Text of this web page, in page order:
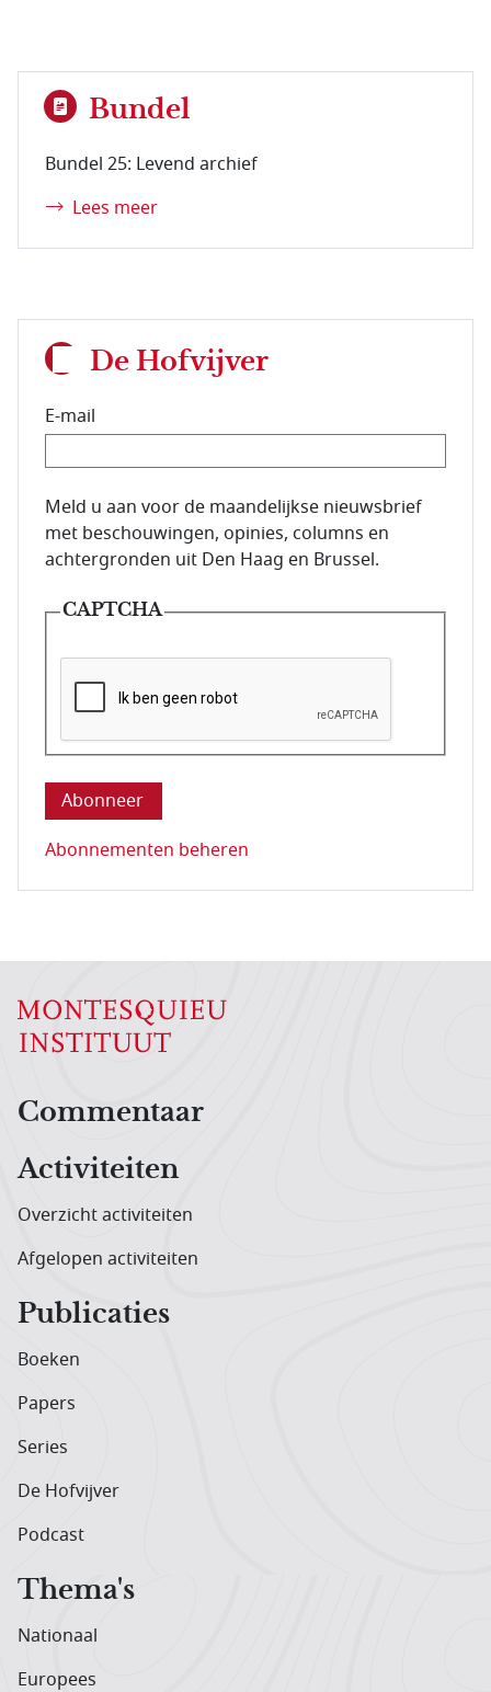
Bundel
Bundel 25: Levend archief
Lees meer
De Hofvijver
E-mail
E-mailadres van de abonnee.
Meld u aan voor de maandelijkse nieuwsbrief
met beschouwingen, opinies, columns en
achtergronden uit Den Haag en Brussel.
CAPTCHA
Deze vraag is om te controleren dat u een mens
Abonnementen beheren
Hoofdnavigatiemenu
Commentaar
Activiteiten
Overzicht activiteiten
Afgelopen activiteiten
Publicaties
Boeken
Papers
Series
De Hofvijver
Podcast
Thema's
Nationaal
Europees